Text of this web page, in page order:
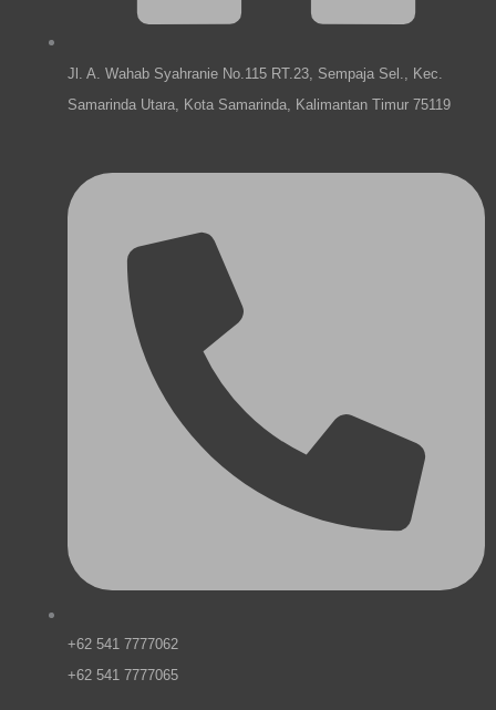
Jl. A. Wahab Syahranie No.115 RT.23, Sempaja Sel., Kec.
Samarinda Utara, Kota Samarinda, Kalimantan Timur 75119
+62 541 7777062
+62 541 7777065